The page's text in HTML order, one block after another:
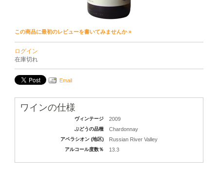
この商品に最初のレビューを書いてみませんか »
ログイン
在庫切れ
Email
ワインの仕様
ヴィンテージ 2009
ぶどうの品種 Chardonnay
アペラシオン (地区) Russian River Valley
アルコール度数％ 13.3